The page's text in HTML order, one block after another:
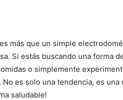
es más que un simple
Si estás buscando una forma
o simplemente
es solo una tendencia, es
saludable!